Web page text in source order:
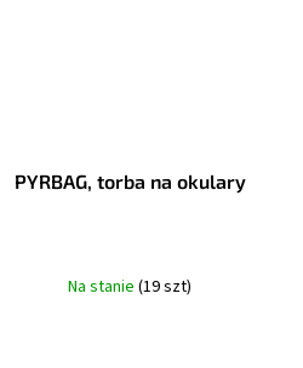
PYRBAG, torba na okulary
Na stanie (19 szt)